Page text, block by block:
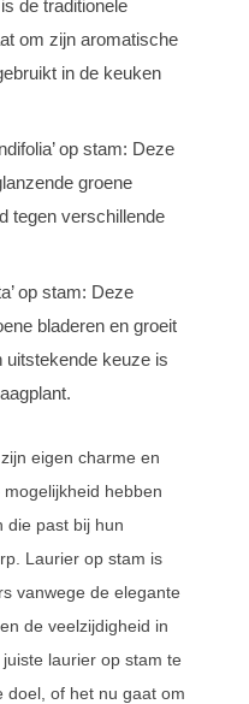
de traditionele
om zijn aromatische
in de keuken
op stam: Deze
groene
tegen verschillende
op stam: Deze
bladeren en groeit
uitstekende keuze is
eigen charme en
hebben
die past bij hun
Laurier op stam is
vanwege de elegante
de veelzijdigheid in
laurier op stam te
doel, of het nu gaat om